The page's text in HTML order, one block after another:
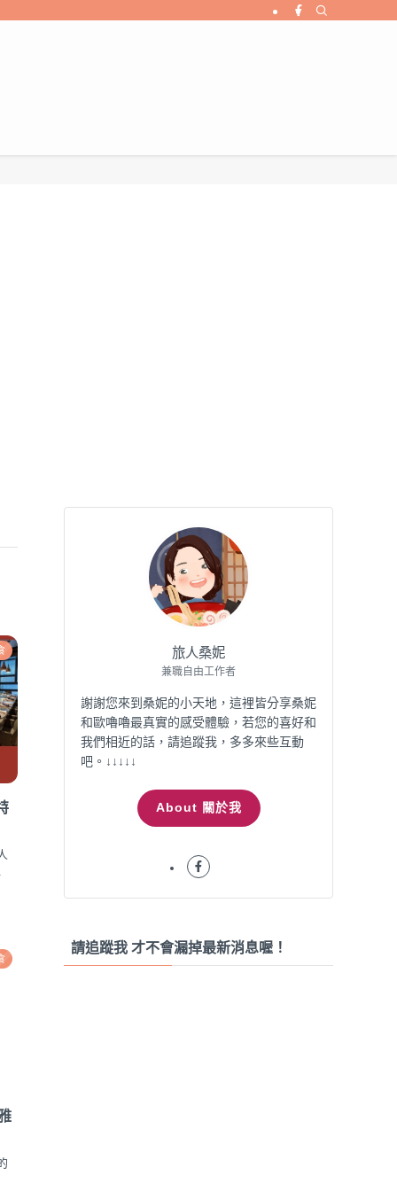
旅人桑妮
兼職自由工作者
謝謝您來到桑妮的小天地，這裡皆分享桑妮
和歐嚕嚕最真實的感受體驗，若您的喜好和
我們相近的話，請追蹤我，多多來些互動
吧。↓↓↓↓↓
About 關於我
請追蹤我 才不會漏掉最新消息喔！